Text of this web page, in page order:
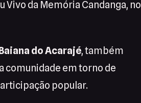
Vivo da Memória Candanga, no
do Acarajé, também
comunidade em torno de
popular.